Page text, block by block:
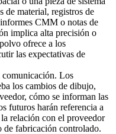
de material, registros de
CMM o notas de
implica alta precisión o
ofrece a los
las expectativas de
comunicación. Los
los cambios de dibujo,
cómo se informan las
futuros harán referencia a
relación con el proveedor
de fabricación controlado.